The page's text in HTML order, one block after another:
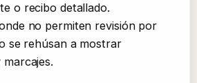
o recibo detallado.
no permiten revisión por
se rehúsan a mostrar